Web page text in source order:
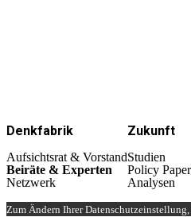
Denkfabrik
Aufsichtsrat & Vorstand
Beiräte & Experten
Netzwerk
Zukunft
Studien
Policy Paper
Analysen
Zum Ändern Ihrer